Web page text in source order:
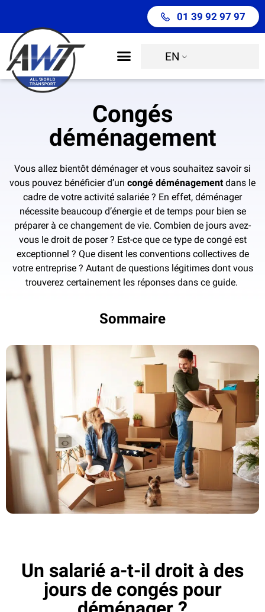
01 39 92 97 97
EN
Congés
déménagement
Vous allez bientôt déménager et vous souhaitez savoir si
vous pouvez bénéficier d’un congé déménagementdans le
cadre de votre activité salariée ? En effet, déménager
nécessite beaucoup d’énergie et de temps pour bien se
préparer à ce changement de vie. Combien de jours avez-
vous le droit de poser ? Est-ce que ce type de congé est
exceptionnel ? Que disent les conventions collectives de
votre entreprise ? Autant de questions légitimes dont vous
trouverez certainement les réponses dans ce guide.
Sommaire
Un salarié a-t-il droit à des
jours de congés pour